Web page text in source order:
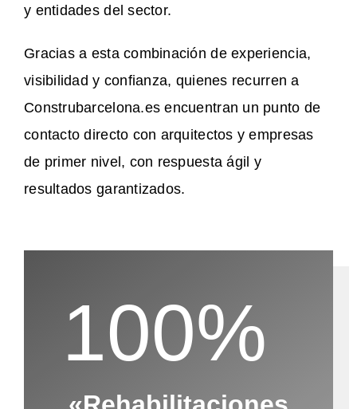
y entidades del sector.
Gracias a esta combinación de experiencia,
visibilidad y confianza, quienes recurren a
Construbarcelona.es encuentran un punto de
contacto directo con arquitectos y empresas
de primer nivel, con respuesta ágil y
resultados garantizados.
100%